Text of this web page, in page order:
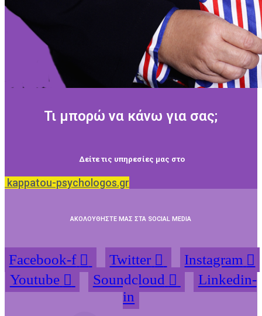
Τι μπορώ να κάνω για σας;
Δείτε τις υπηρεσίες μας στο
kappatou-psychologos.gr
ΑΚΟΛΟΥΘΗΣΤΕ ΜΑΣ ΣΤΑ SOCIAL MEDIA
Facebook-f Twitter
Instagram
Youtube
Soundcloud
Linkedin-
in